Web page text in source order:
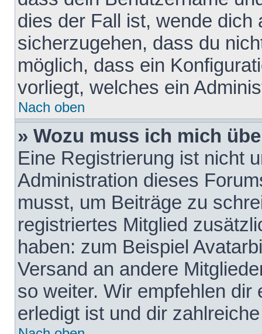
dies der Fall ist, wende dich
sicherzugehen, dass du
möglich, dass ein
vorliegt, welches ein
Nach oben
» Wozu muss ich mich
Eine Registrierung ist nicht
Administration dieses
musst, um Beiträge zu
registriertes Mitglied
haben: zum Beispiel
Versand an andere
so weiter. Wir empfehlen
erledigt ist und dir